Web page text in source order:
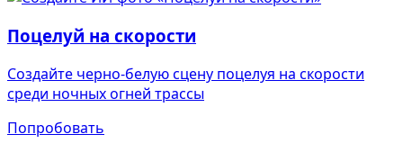
Поцелуй на скорости
Создайте черно-белую сцену поцелуя на скорости
среди ночных огней трассы
Попробовать